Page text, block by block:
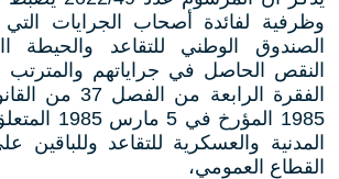
وظرفية لفائدة أصحاب الجرايات
الصندوق الوطني للتقاعد والحيطة
النقص الحاصل في جراياتهم
1985 المؤرخ
المدنية والعسكرية للتقاعد وللباقين
القطاع العمومي،